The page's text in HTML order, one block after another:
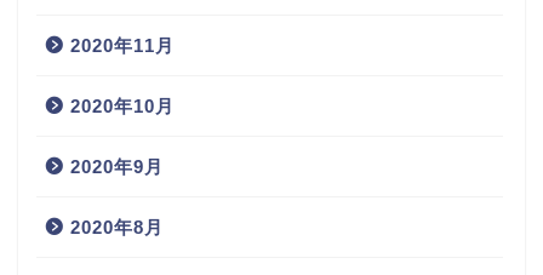
2020年11月
2020年10月
2020年9月
2020年8月